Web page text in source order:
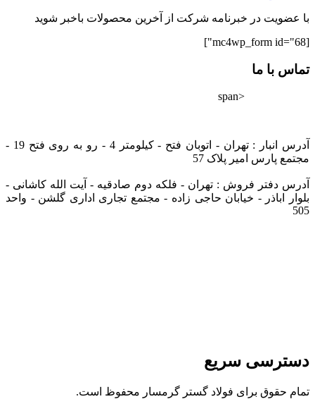
با عضویت در خبرنامه شرکت از آخرین محصولات باخبر شوید
[mc4wp_form id="68"]
تماس با ما
<span
آدرس انبار : تهران - اتوبان فتح - کیلومتر 4 - رو به روی فتح 19 -
مجتمع پارس امیر پلاک 57
آدرس دفتر فروش : تهران - فلکه دوم صادقیه - آیت الله کاشانی -
بلوار اباذر - خیابان حاجی زاده - مجتمع تجاری اداری گلشن - واحد
505
دسترسی سریع
تمام حقوق برای فولاد گستر گرمسار محفوظ است.